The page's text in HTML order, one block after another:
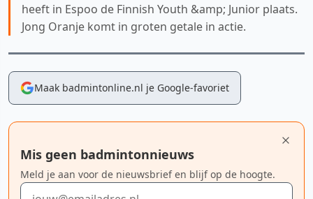
heeft in Espoo de Finnish Youth &amp; Junior plaats.
Jong Oranje komt in groten getale in actie.
Maak badmintonline.nl je Google-favoriet
Mis geen badmintonnieuws
Meld je aan voor de nieuwsbrief en blijf op de hoogte.
E-mailadres